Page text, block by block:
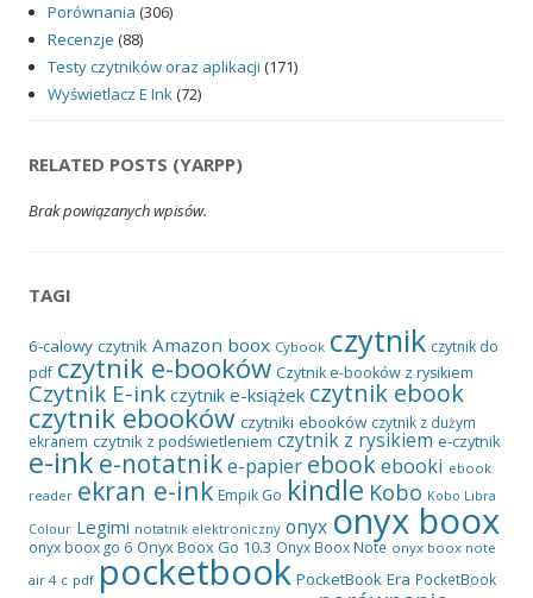
Porównania (306)
Recenzje (88)
Testy czytników oraz aplikacji (171)
Wyświetlacz E Ink(72)
RELATED POSTS (YARPP)
Brak powiązanych wpisów.
TAGI
6-calowy czytnik Amazon boox Cybook czytnik czytnik do
pdf czytnik e-booków Czytnik e-booków z rysikiem
Czytnik E-ink czytnik e-książek czytnik ebook
czytnik ebooków czytniki ebooków czytnik z dużym
ekranem czytnik z podświetleniem czytnik z rysikiem e-czytnik
e-ink e-notatnike-papier ebookebooki ebook
reader ekran e-ink Empik Go kindle Kobo Kobo Libra
Colour Legimi notatnik elektroniczny onyx onyx boox
onyx boox go 6 Onyx Boox Go 10.3 Onyx Boox Note onyx boox note
air 4 c pdf pocketbook PocketBook Era PocketBook